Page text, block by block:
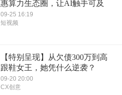
惠算力生态圈，让AI触手可及
09-25 16:19
短视频
【特别呈现】从欠债300万到高
跟鞋女王，她凭什么逆袭？
09-20 20:00
CX创意